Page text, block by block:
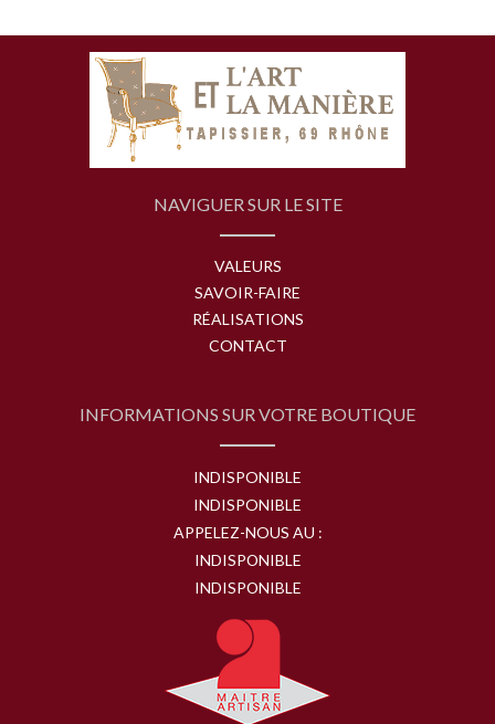
NAVIGUER SUR LE SITE
VALEURS
SAVOIR-FAIRE
RÉALISATIONS
CONTACT
INFORMATIONS SUR VOTRE BOUTIQUE
INDISPONIBLE
INDISPONIBLE
APPELEZ-NOUS AU :
INDISPONIBLE
INDISPONIBLE